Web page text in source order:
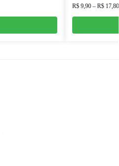
R$9,90 – R$17,80